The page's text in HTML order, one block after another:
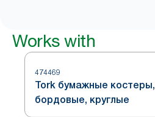
Works with
474469
Tork бумажные костеры,
бордовые, круглые